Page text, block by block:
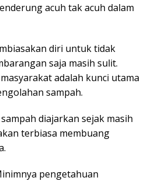
acuh tak acuh dalam
diri untuk tidak
saja masih sulit.
adalah kunci utama
sampah.
diajarkan sejak masih
terbiasa membuang
pengetahuan